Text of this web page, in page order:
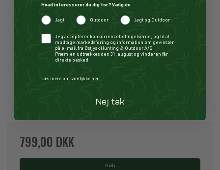
Deerhunter Sherpa Lined Corduroy Jacket
Deerhunter
799,00 DKK
Køb
Hvad interesserer du dig for? Vælg én
Jagt Outdoor Jagt og Outdoor
CheckboxJeg accepterer konkurrencebetingelserne, og til at
modtage markedsføring og information om gevinster
på e-mail fra Østjysk Hunting & Outdoor A/S.
Præmien udtrækkes den 31. august og vinderen får
direkte besked.
Læs mere om samtykke her
Nej tak